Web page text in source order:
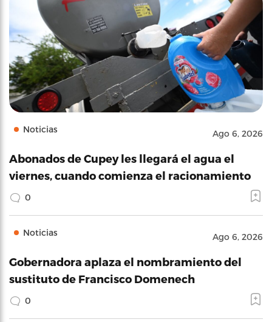
Noticias Ago 6, 2026
Abonados de Cupey les llegará el agua el
viernes, cuando comienza el racionamiento
0
Noticias Ago 6, 2026
Gobernadora aplaza el nombramiento del
sustituto de Francisco Domenech
0